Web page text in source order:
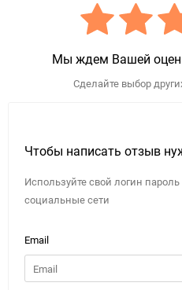
Мы ждем Вашей
Сделайте выбор
Чтобы написать отзыв
Используйте свой логин
социальные сети
Email